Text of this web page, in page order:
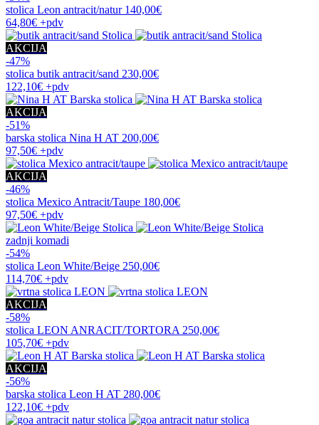
stolica Leon antracit/natur 140,00€
64,80€ +pdv
AKCIJA
-47%
stolica butik antracit/sand 230,00€
122,10€ +pdv
AKCIJA
-51%
barska stolica Nina H AT 200,00€
97,50€ +pdv
AKCIJA
-46%
stolica Mexico Antracit/Taupe 180,00€
97,50€ +pdv
zadnji komadi
-54%
stolica Leon White/Beige 250,00€
114,70€ +pdv
AKCIJA
-58%
stolica LEON ANRACIT/TORTORA 250,00€
105,70€ +pdv
AKCIJA
-56%
barska stolica Leon H AT 280,00€
122,10€ +pdv